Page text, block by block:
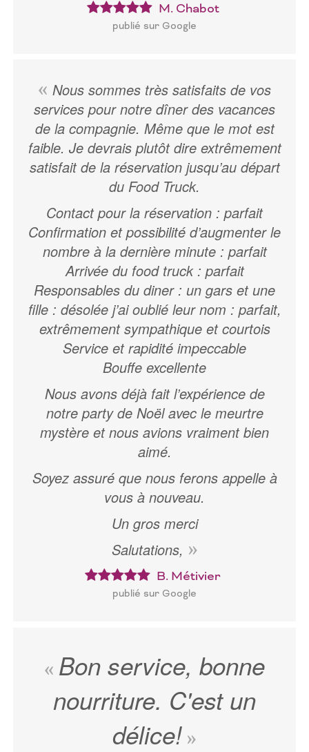
M. Chabot
publié sur Google
Nous sommes très satisfaits de vos
services pour notre dîner des vacances
de la compagnie. Même que le mot est
faible. Je devrais plutôt dire extrêmement
satisfait de la réservation jusqu’au départ
du Food Truck.
Contact pour la réservation : parfait
Confirmation et possibilité d’augmenter le
nombre à la dernière minute : parfait
Arrivée du food truck : parfait
Responsables du diner : un gars et une
fille : désolée j’ai oublié leur nom : parfait,
extrêmement sympathique et courtois
Service et rapidité impeccable
Bouffe excellente
Nous avons déjà fait l’expérience de
notre party de Noël avec le meurtre
mystère et nous avions vraiment bien
aimé.
Soyez assuré que nous ferons appelle à
vous à nouveau.
Un gros merci
Salutations,
B. Métivier
publié sur Google
Bon service, bonne
nourriture. C'est un
délice!